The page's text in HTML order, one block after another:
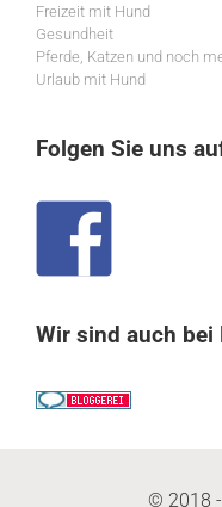
Freizeit mit Hund
Gesundheit
Pferde, Katzen und noch
Urlaub mit Hund
Folgen Sie uns
Wir sind auch
© 2018